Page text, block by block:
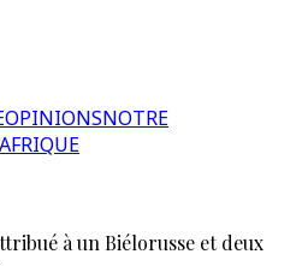
OPINIONSNOTRE
AFRIQUE
à un Biélorusse et deux